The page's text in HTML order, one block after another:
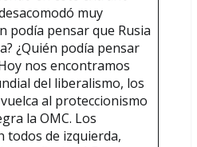
muy
podía pensar que Rusia
¿Quién podía pensar
nos encontramos
del liberalismo, los
al proteccionismo
la OMC. Los
todos de izquierda,